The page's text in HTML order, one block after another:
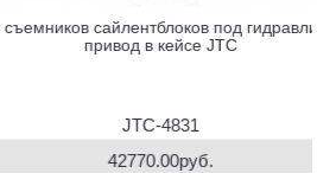
под гидравлический
привод в кейсе JTC
42770.00руб.